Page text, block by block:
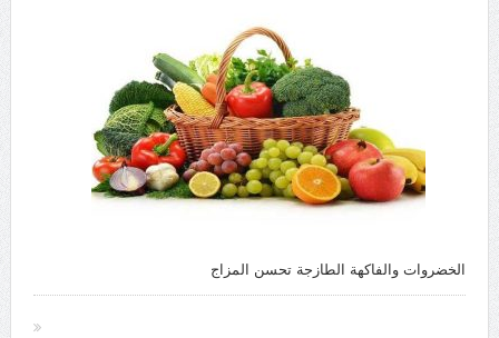
الخضروات والفاكهة الطازجة تحسن المزاج